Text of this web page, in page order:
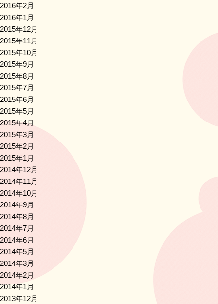
2016年2月
2016年1月
2015年12月
2015年11月
2015年10月
2015年9月
2015年8月
2015年7月
2015年6月
2015年5月
2015年4月
2015年3月
2015年2月
2015年1月
2014年12月
2014年11月
2014年10月
2014年9月
2014年8月
2014年7月
2014年6月
2014年5月
2014年3月
2014年2月
2014年1月
2013年12月